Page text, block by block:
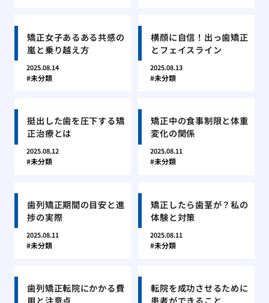
矯正女子あるある共感の
嵐と乗り越え方
2025.08.14
未分類
横顔に自信！出っ歯矯正
とフェイスライン
2025.08.13
未分類
挺出した歯を圧下する矯
正治療とは
2025.08.12
未分類
矯正中の食事制限と体重
変化の関係
2025.08.11
未分類
歯列矯正期間の目安と進
捗の実際
2025.08.11
未分類
矯正したら歯茎が？私の
体験と対策
2025.08.11
未分類
歯列矯正転院にかかる費
転院を成功させるために